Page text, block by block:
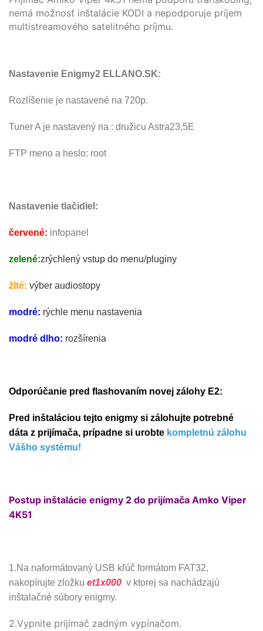
nemá možnosť inštalácie KODI a nepodporuje príjem
multistreamového satelitného príjmu.
Nastavenie Enigmy2 ELLANO.SK:
Rozlíšenie je nastavené na 720p.
Tuner A je nastavený na : družicu Astra23,5E
FTP meno a heslo: root
Nastavenie tlačidiel:
červené: infopanel
zelené:zrýchlený vstup do menu/pluginy
žlté: výber audiostopy
modré: rýchle menu nastavenia
modré dlho: rozšírenia
Odporúčanie pred flashovaním novej zálohy E2:
Pred inštaláciou tejto enigmy si zálohujte potrebné
dáta z prijímača, prípadne si urobte kompletnú zálohu
Vášho systému!
Postup inštalácie enigmy 2 do prijímača Amko Viper
4K51
1.Na naformátovaný USB kľúč formátom FAT32,
nakopírujte zložku et1x000 v ktorej sa nachádzajú
inštalačné súbory enigmy.
2.Vypnite prijímač zadným vypínačom.